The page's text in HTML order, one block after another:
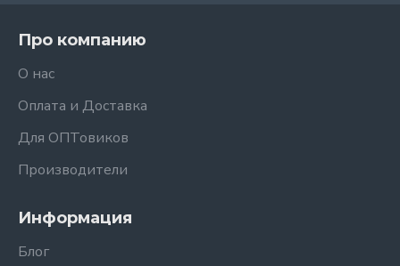
Про компанию
О нас
Оплата и Доставка
Для ОПТовиков
Производители
Информация
Блог